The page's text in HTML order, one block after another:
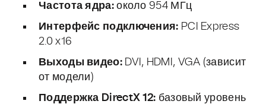
Частота ядра:около 954 МГц
Интерфейс подключения: PCI Express
2.0 x16
Выходы видео:DVI, HDMI, VGA (зависит
от модели)
Поддержка DirectX 12: базовый уровень